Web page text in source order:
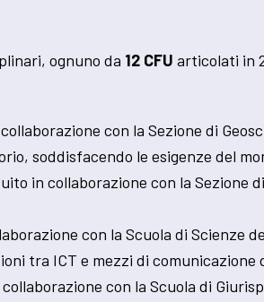
ognuno da 12 CFU articolati in
con la Sezione di
soddisfacendo le esigenze del
in collaborazione con la Sezione
con la Scuola di Scienze
tra ICT e mezzi di comunicazione
con la Scuola di